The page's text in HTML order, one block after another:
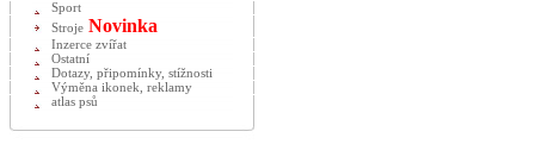
Sport
Stroje Novinka
Inzerce zvířat
Ostatní
Dotazy, připomínky, stížnosti
Výměna ikonek, reklamy
atlas psů